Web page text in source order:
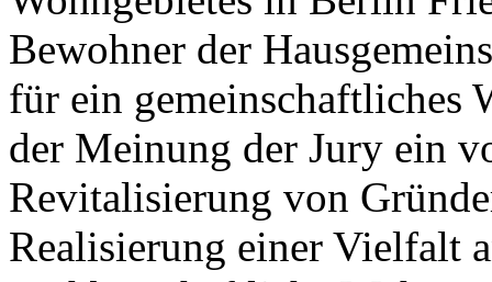
Bewohner der
für ein gemeinschaftliches
der Meinung der Jury ein
Revitalisierung von
Realisierung einer Vielfalt